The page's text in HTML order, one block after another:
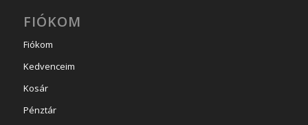
FIÓKOM
Fiókom
Kedvenceim
Kosár
Pénztár